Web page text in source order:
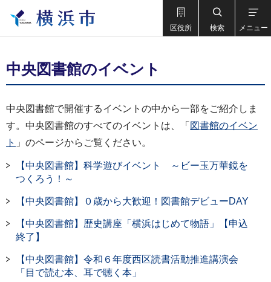
区役所 検索 メニュー
中央図書館のイベント
中央図書館で開催するイベントの中から一部をご紹介しま
す。中央図書館のすべてのイベントは、「 図書館のイベン
ト 」のページからご覧ください。
【中央図書館】科学遊びイベント ～ビー玉万華鏡を
つくろう！～
【中央図書館】０歳から大歓迎！図書館デビューDAY
【中央図書館】歴史講座「横浜はじめて物語」【申込
終了】
【中央図書館】令和６年度西区読書活動推進講演会
「目で読む本、耳で聴く本」